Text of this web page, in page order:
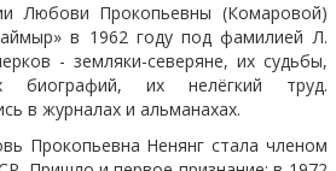
Прокопьевны (Комаровой)
в 1962 году под фамилией Л.
- земляки-северяне, их судьбы,
биографий, их нелёгкий труд.
в журналах и альманахах.
Ненянг стала членом